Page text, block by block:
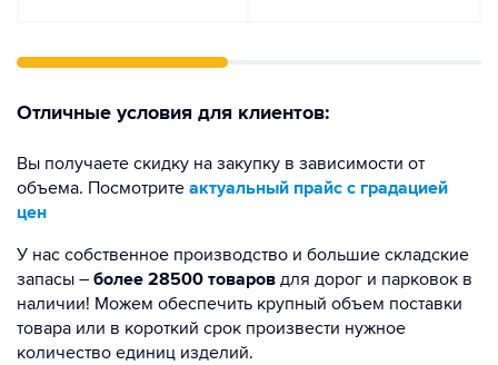
Отличные условия для клиентов:
Вы получаете скидку на закупку в зависимости от
объема. Посмотрите актуальный прайс с градацией
цен
У нас собственное производство и большие складские
запасы – более 28500 товаров для дорог и парковок в
наличии! Можем обеспечить крупный объем поставки
товара или в короткий срок произвести нужное
количество единиц изделий.